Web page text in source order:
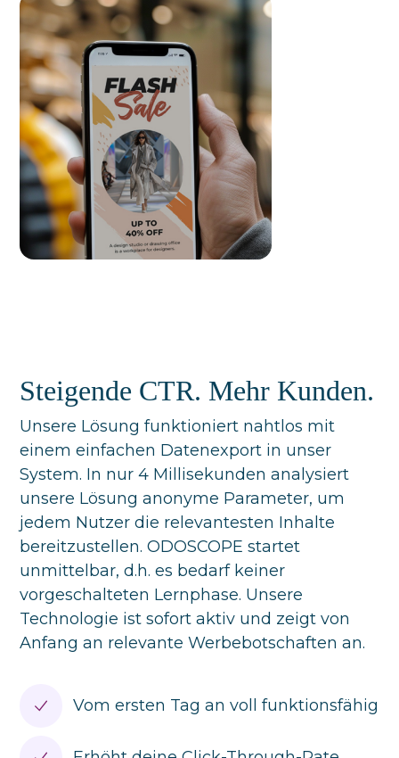
Steigende CTR. Mehr Kunden.
Unsere Lösung funktioniert nahtlos mit
einem einfachen Datenexport in unser
System. In nur 4 Millisekunden analysiert
unsere Lösung anonyme Parameter, um
jedem Nutzer die relevantesten Inhalte
bereitzustellen. ODOSCOPE startet
unmittelbar, d.h. es bedarf keiner
vorgeschalteten Lernphase. Unsere
Technologie ist sofort aktiv und zeigt von
Anfang an relevante Werbebotschaften an.
Vom ersten Tag an voll funktionsfähig